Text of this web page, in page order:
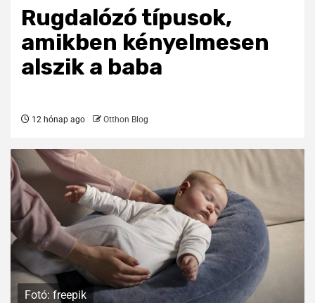
Rugdalózó típusok,
amikben kényelmesen
alszik a baba
12 hónap ago Otthon Blog
Fotó: freepik